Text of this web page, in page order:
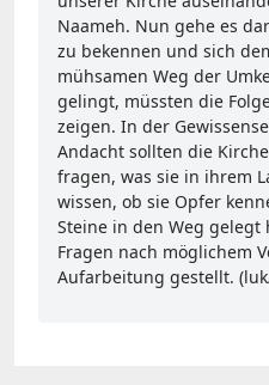
Naameh. Nun gehe es
zu bekennen und sich
mühsamen Weg der
gelingt, müssten die
zeigen. In der
Andacht sollten die
fragen, was sie in ihrem
wissen, ob sie Opfer
Steine in den Weg gelegt
Fragen nach möglichem
Aufarbeitung gestellt.